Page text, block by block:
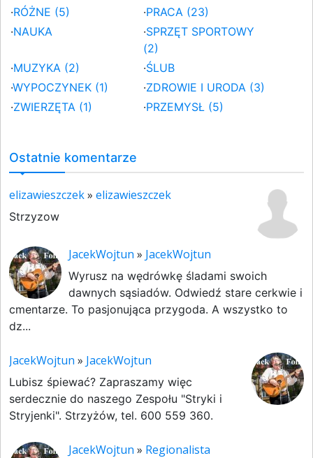
·RÓŻNE (5) ·PRACA (23)
·NAUKA ·SPRZĘT SPORTOWY
(2)
·MUZYKA (2) ·ŚLUB
·WYPOCZYNEK (1) ·ZDROWIE I URODA (3)
·ZWIERZĘTA (1) ·PRZEMYSŁ (5)
Ostatnie komentarze
elizawieszczek» elizawieszczek
Strzyzow
JacekWojtun » JacekWojtun
Wyrusz na wędrówkę śladami swoich
dawnych sąsiadów. Odwiedź stare cerkwie i
cmentarze. To pasjonująca przygoda. A wszystko to
dz...
JacekWojtun » JacekWojtun
Lubisz śpiewać? Zapraszamy więc
serdecznie do naszego Zespołu "Stryki i
Stryjenki". Strzyżów, tel. 600 559 360.
JacekWojtun » Regionalista